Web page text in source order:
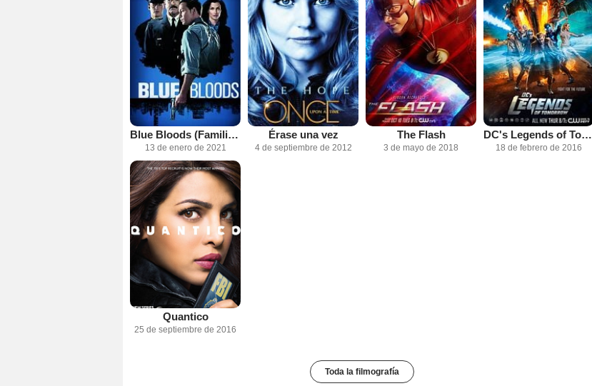
Blue Bloods (Familia de policías)
13 de enero de 2021
Érase una vez
4 de septiembre de 2012
The Flash
3 de mayo de 2018
DC's Legends of Tomorrow
18 de febrero de 2016
Quantico
25 de septiembre de 2016
Toda la filmografía